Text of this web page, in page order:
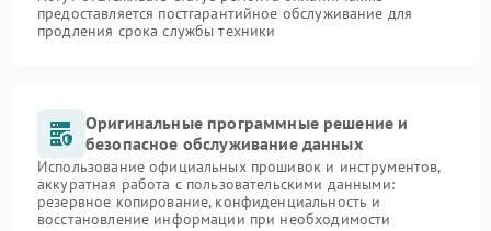
предоставляется постгарантийное обслуживание для
продления срока службы техники
Оригинальные программные решение и
безопасное обслуживание данных
Использование официальных прошивок и инструментов,
аккуратная работа с пользовательскими данными:
резервное копирование, конфиденциальность и
восстановление информации при необходимости